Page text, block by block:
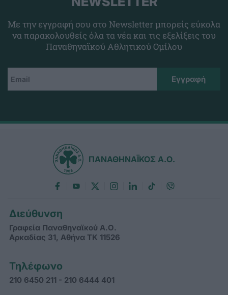
Με την εγγραφή σου στο Newsletter μπορείς εύκολα
να παρακολουθείς όλα τα νέα και τις εξελίξεις του
Παναθηναϊκού Αθλητικού Ομίλου
ΠΑΝΑΘΗΝΑΪΚΟΣ Α.Ο.
Διεύθυνση
Γραφεία Παναθηναϊκού Α.Ο.
Αρκαδίας 31, Αθήνα ΤΚ 11526
Τηλέφωνο
210 6450 211 - 210 6444 401